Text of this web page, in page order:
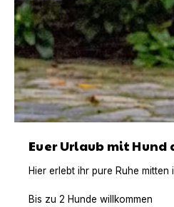
Euer Urlaub mit Hund
Hier erlebt ihr pure Ruhe
Bis zu 2 Hunde willkommen